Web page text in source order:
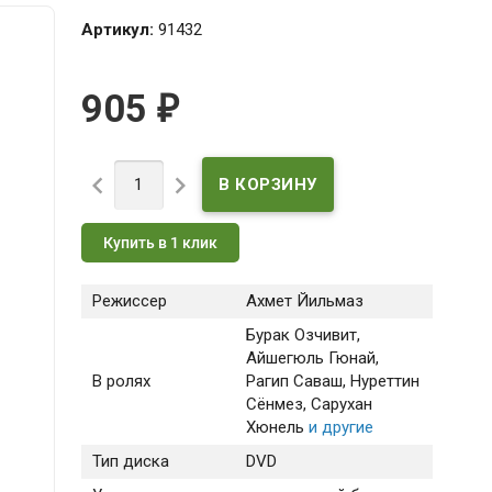
Артикул: 91432
905 ₽
 
Купить в 1 клик
Режиссер Ахмет Йильмаз
В ролях
Бурак Озчивит,
Айшегюль Гюнай,
Рагип Саваш, Нуреттин
Сёнмез, Сарухан
Хюнель и другие
Тип диска
DVD